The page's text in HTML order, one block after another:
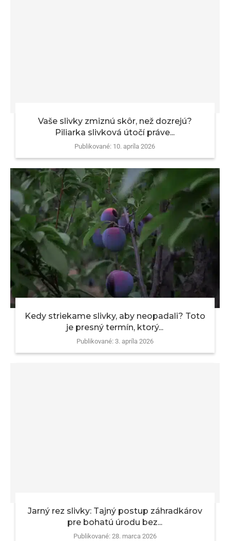
Vaše slivky zmiznú skôr, než dozrejú?
Piliarka slivková útočí práve...
Publikované: 10. apríla 2026
Kedy striekame slivky, aby neopadali? Toto
je presný termín, ktorý...
Publikované: 3. apríla 2026
Jarný rez slivky: Tajný postup záhradkárov
pre bohatú úrodu bez...
Publikované: 28. marca 2026